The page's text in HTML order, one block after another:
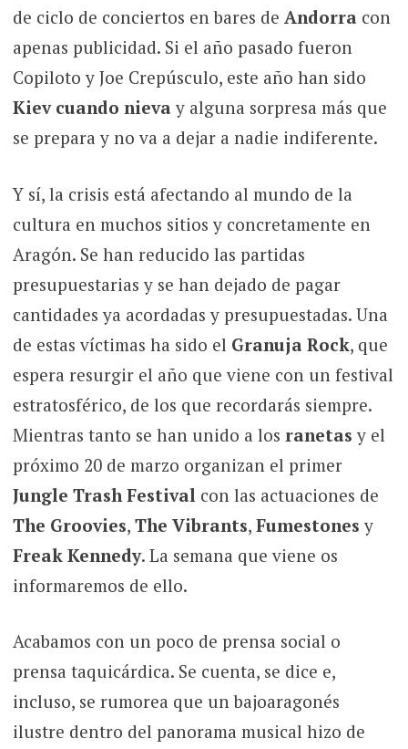
de ciclo de conciertos en bares de Andorra con
apenas publicidad. Si el año pasado fueron
Copiloto y Joe Crepúsculo, este año han sido
Kiev cuando nieva y alguna sorpresa más que
se prepara y no va a dejar a nadie indiferente.
Y sí, la crisis está afectando al mundo de la
cultura en muchos sitios y concretamente en
Aragón. Se han reducido las partidas
presupuestarias y se han dejado de pagar
cantidades ya acordadas y presupuestadas. Una
de estas víctimas ha sido el Granuja Rock, que
espera resurgir el año que viene con un festival
estratosférico, de los que recordarás siempre.
Mientras tanto se han unido a los ranetas y el
próximo 20 de marzo organizan el primer
Jungle Trash Festival con las actuaciones de
The Groovies, The Vibrants, Fumestones y
Freak Kennedy. La semana que viene os
informaremos de ello.
Acabamos con un poco de prensa social o
prensa taquicárdica. Se cuenta, se dice e,
incluso, se rumorea que un bajoaragonés
ilustre dentro del panorama musical hizo de